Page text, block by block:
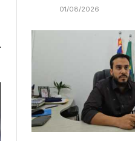
01/08/2026